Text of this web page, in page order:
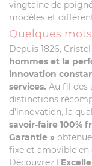
vingtaine de
modèles et
Quelques
Depuis 1826, Cristel
hommes et la
innovation
services. Au fil des
distinctions
d’innovation, la
savoir-faire 100%
Garantie »
fixe et amovible
Découvrez l’